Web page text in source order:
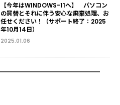
【今年はWINDOWS-11へ】 パソコン
の買替とそれに伴う安心な廃棄処理、お
任せください！（サポート終了：2025
年10月14日）
2025.01.06